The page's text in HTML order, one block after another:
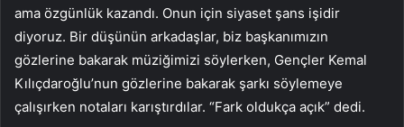
ama özgünlük kazandı. Onun için siyaset şans işidir
diyoruz. Bir düşünün arkadaşlar, biz başkanımızın
gözlerine bakarak müziğimizi söylerken, Gençler Kemal
Kılıçdaroğlu’nun gözlerine bakarak şarkı söylemeye
çalışırken notaları karıştırdılar. “Fark oldukça açık” dedi.